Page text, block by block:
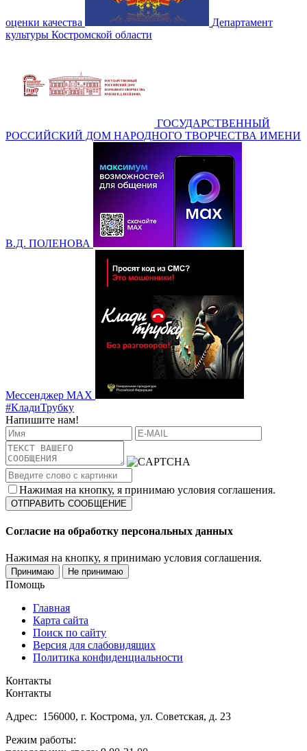
оценки качества
Департамент
культуры Костромской области
ГОСУДАРСТВЕННЫЙ
РОССИЙСКИЙ ДОМ НАРОДНОГО ТВОРЧЕСТВА ИМЕНИ
В.Д. ПОЛЕНОВА
Мессенджер MAX
#КладиТрубку
Напишите нам!
Нажимая на кнопку, я принимаю условия соглашения.
Согласие на обработку персональных данных
Нажимая на кнопку, я принимаю условия соглашения.
Принимаю Не принимаю
Помощь
Главная
Карта сайта
Поиск по сайту
Версия для слабовидящих
Политика конфиденциальности
Контакты
Контакты
Адрес: 156000, г. Кострома, ул. Советская, д. 23
Режим работы: